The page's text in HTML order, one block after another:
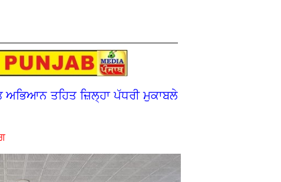
ਅਭਿਆਨ ਤਹਿਤ ਜ਼ਿਲ੍ਹਾ ਪੱਧਰੀ ਮੁਕਾਬਲੇ